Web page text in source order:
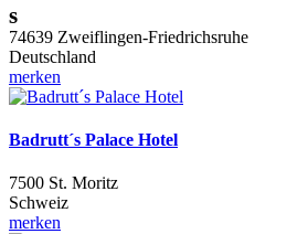
s
74639 Zweiflingen-Friedrichsruhe
Deutschland
merken
Badrutt´s Palace Hotel
7500 St. Moritz
Schweiz
merken